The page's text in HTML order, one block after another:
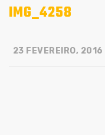
IMG_4258
23 FEVEREIRO, 2016